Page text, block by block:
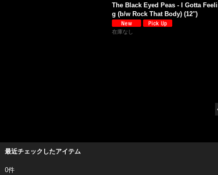
The Black Eyed Peas - I Gotta
g (b/w Rock That Body) (12'')
在庫なし
最近チェックしたアイテム
0件